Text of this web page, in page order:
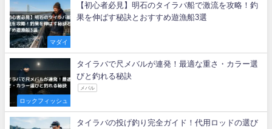
マダイ
【初心者必見】明石のタイラバ船で激流を攻略！釣
果を伸ばす秘訣とおすすめ遊漁船3選
ロックフィッシュ
タイラバで尺メバルが連発！最適な重さ・カラー選
びと釣れる秘訣
メバル
タイラバの投げ釣り完全ガイド！代用ロッドの選び